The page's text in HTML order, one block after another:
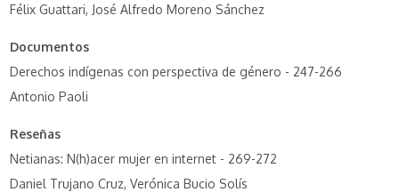
Félix Guattari, José Alfredo Moreno Sánchez
Documentos
Derechos indígenas con perspectiva de género - 247-266
Antonio Paoli
Reseñas
Netianas: N(h)acer mujer en internet - 269-272
Daniel Trujano Cruz, Verónica Bucio Solís